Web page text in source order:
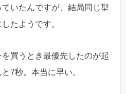
いたんですが、結局同じ型
たようです。
買うとき最優先したのが起
7秒。本当に早い。